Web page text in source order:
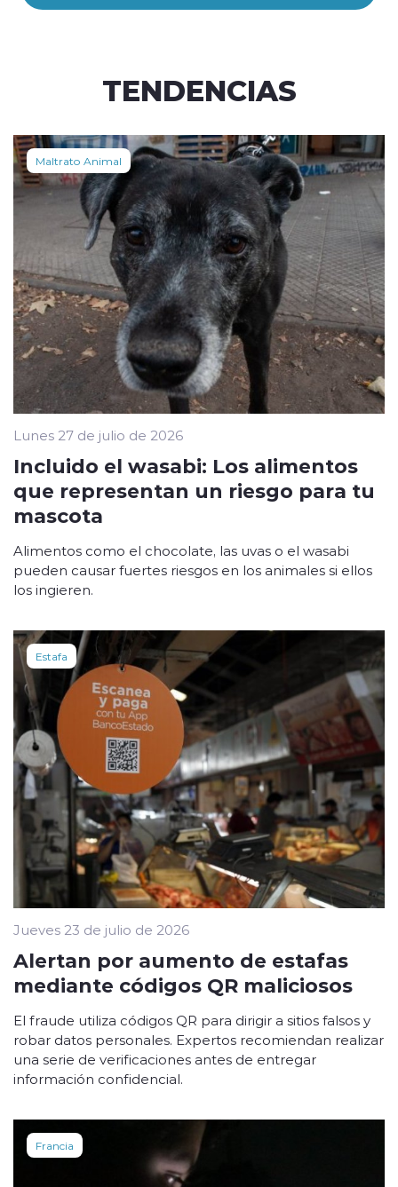
TENDENCIAS
Maltrato Animal
Lunes 27 de julio de 2026
Incluido el wasabi: Los alimentos
que representan un riesgo para tu
mascota
Alimentos como el chocolate, las uvas o el wasabi
pueden causar fuertes riesgos en los animales si ellos
los ingieren.
Estafa
Jueves 23 de julio de 2026
Alertan por aumento de estafas
mediante códigos QR maliciosos
El fraude utiliza códigos QR para dirigir a sitios falsos y
robar datos personales. Expertos recomiendan realizar
una serie de verificaciones antes de entregar
información confidencial.
Francia